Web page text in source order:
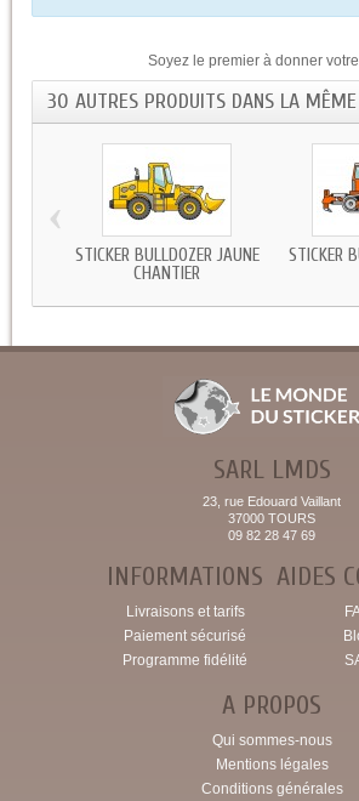
Soyez le premier à donner
30 AUTRES PRODUITS DANS LA MÊME
STICKER BULLDOZER JAUNE
CHANTIER
STICKER
‹
SARL LMDS
23, rue Edouard Vaillant
37000 TOURS
09 82 28 47 69
INFORMATIONS
Livraisons et tarifs
Paiement sécurisé
Programme fidélité
AIDES
A PROPOS
Qui sommes-nous
Mentions légales
Conditions générales